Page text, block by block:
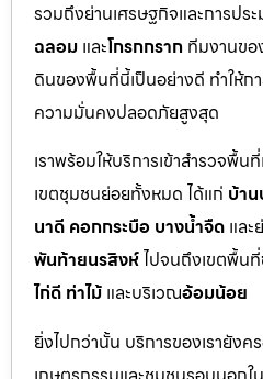
รวมถึงย่านเศรษฐกิจและการปร
ฉลอม และโกรกกราก ทีมงานขอ
ดินของพื้นที่นี้เป็นอย่างดี ทำให้ก
ความมั่นคงปลอดภัยสูงสุด
เราพร้อมให้บริการเข้าสำรวจพื้น
เขตชุมชนย่อยทั้งหมด ได้แก่ บ้า
นาดี คอกกระบือ บางน้ำจืด แล
พันท้ายนรสิงห์ไปจนถึงเขตพื้นที่
ไก่ดี ท่าไม้ และบริเวณอ้อมน้อย
ยิ่งไปกว่านั้น บริการของเรายัง